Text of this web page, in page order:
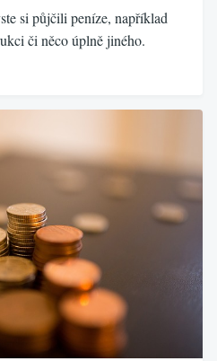
si půjčili peníze, například
či něco úplně jiného.